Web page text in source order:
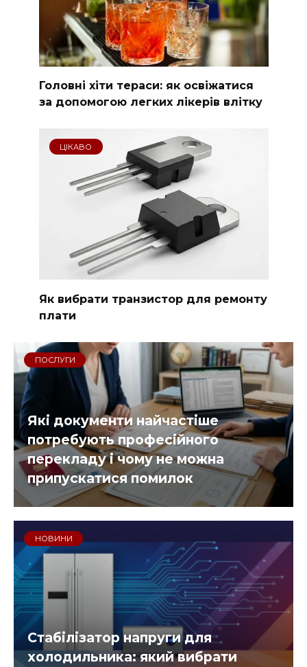
Головні хіти тераси: як освіжатися
за допомогою легких лікерів влітку
ЦІКАВО
Як вибрати транзистор для ремонту
плати
ПОСЛУГИ
Які документи найчастіше
потребують професійного
перекладу і чому не можна
припускатися помилок
НОВИНИ
Стабілізатор напруги для
холодильника: який вибрати